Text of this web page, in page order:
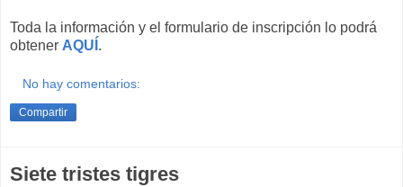
Toda la información y el formulario de inscripción lo podrá
obtener AQUÍ .
No hay comentarios:
Compartir
Siete tristes tigres